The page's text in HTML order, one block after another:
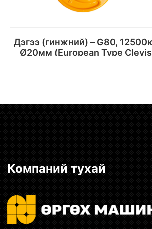
Дэгээ (гинжний) – G80, 12500кг,
Ø20мм (European Type Clevis
Компаний тухай